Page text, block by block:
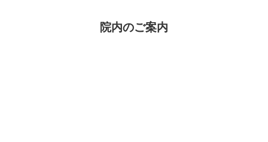
院内のご案内